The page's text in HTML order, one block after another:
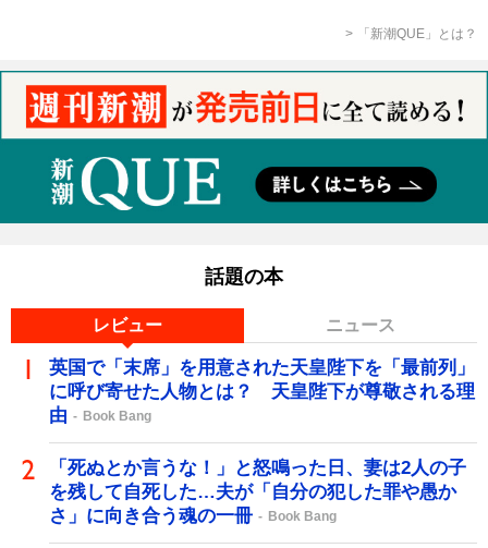
「新潮QUE」とは？
話題の本
レビュー ニュース
英国で「末席」を用意された天皇陛下を「最前列」
に呼び寄せた人物とは？ 天皇陛下が尊敬される理
由
Book Bang
「死ぬとか言うな！」と怒鳴った日、妻は2人の子
を残して自死した…夫が「自分の犯した罪や愚か
さ」に向き合う魂の一冊
Book Bang